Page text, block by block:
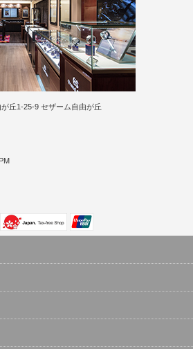
丘1-25-9 セザーム自由が丘